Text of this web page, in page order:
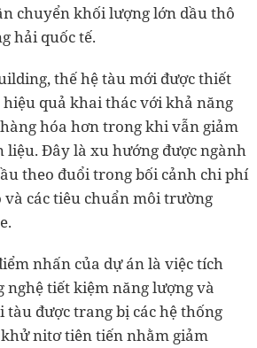
chuyển khối lượng lớn dầu thô
hải quốc tế.
thế hệ tàu mới được thiết
quả khai thác với khả năng
hóa hơn trong khi vẫn giảm
liệu. Đây là xu hướng được ngành
theo đuổi trong bối cảnh chi phí
các tiêu chuẩn môi trường
nhấn của dự án là việc tích
nghệ tiết kiệm năng lượng và
tàu được trang bị các hệ thống
nitơ tiên tiến nhằm giảm